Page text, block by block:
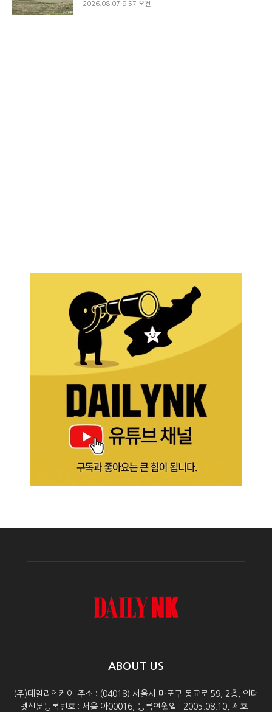
2026.08.07 9:57 오전
ABOUT US
(주)데일리엔케이 주소 : (04018) 서울시 마포구 동교로 59, 2층, 인터
넷신문등록번호 : 서울 아00016, 등록연월일 : 2005.08.10, 제호 :